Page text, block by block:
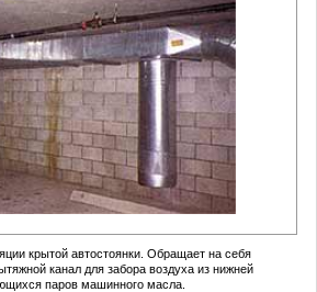
крытой автостоянки. Обращает на себя
канал для забора воздуха из нижней
паров машинного масла.